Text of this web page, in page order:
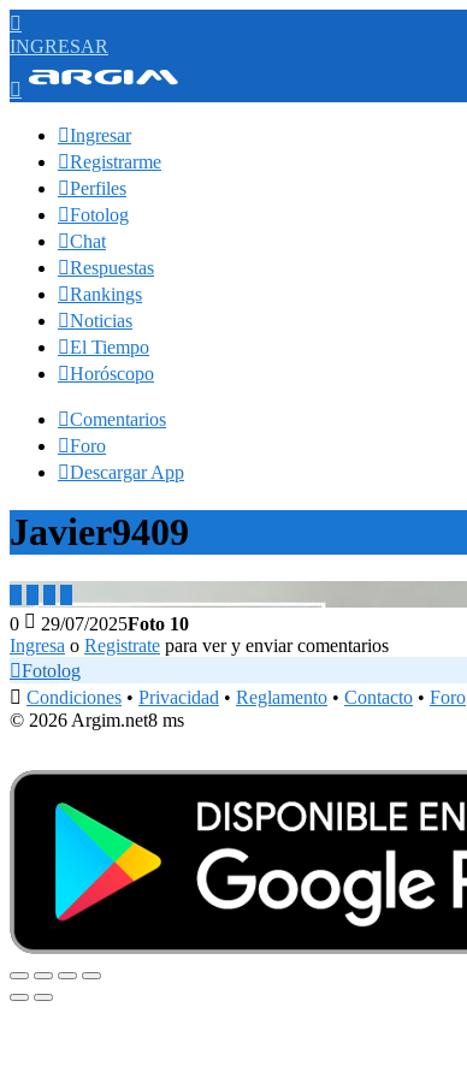

INGRESAR

Ingresar
Registrarme
Perfiles
Fotolog
Chat
Respuestas
Rankings
Noticias
El Tiempo
Horóscopo
Comentarios
Foro
Descargar App
Javier9409
0  29/07/2025Foto 10
Ingresa o Registrate para ver y enviar comentarios
Fotolog
 Condiciones • Privacidad • Reglamento • Contacto • Foro
© 2026 Argim.net8 ms